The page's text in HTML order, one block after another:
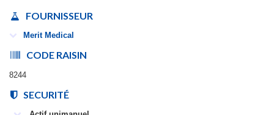
FOURNISSEUR
Merit Medical
CODE RAISIN
8244
SECURITÉ